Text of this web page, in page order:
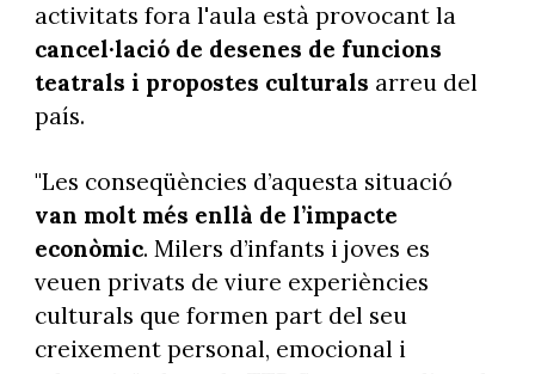
activitats fora l'aula està provocant la
cancel·lació de desenes de funcions
teatrals i propostes culturals arreu del
país.
"Les conseqüències d’aquesta situació
van molt més enllà de l’impacte
econòmic. Milers d’infants i joves es
veuen privats de viure experiències
culturals que formen part del seu
creixement personal, emocional i